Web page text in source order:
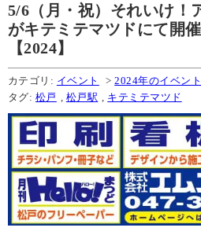
5/6（月・祝）それいけ！
がキテミテマツドにて開
【2024】
カテゴリ: イベント >2024年のイベント
タグ: 松戸 松戸駅 キテミテマツド